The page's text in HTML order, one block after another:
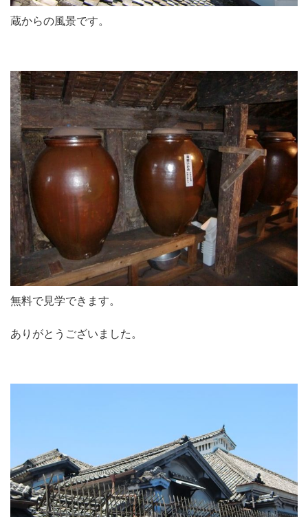
蔵からの風景です。
無料で見学できます。
ありがとうございました。